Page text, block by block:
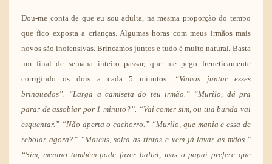
Dou-me conta de que eu sou adulta, na mesma proporção do tempo
que fico exposta a crianças. Algumas horas com meus irmãos mais
novos são inofensivas. Brincamos juntos e tudo é muito natural. Basta
um final de semana inteiro passar, que me pego freneticamente
corrigindo os dois a cada 5 minutos.
“Vamos juntar esses
brinquedos”. “Larga a camiseta do teu irmão.” “Murilo, dá pra
parar de assobiar por 1 minuto?”. “Vai comer sim, ou tua bunda vai
esquentar.” “Não aperta o cachorro.” “Murilo, que mania e essa de
rebolar agora?” “Mateus, solta as tintas e vem já lavar as mãos.”
“Sim, menino também pode fazer ballet, mas o papai prefere que